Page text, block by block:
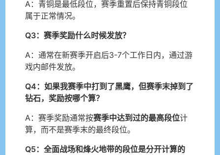
A：青铜是最低段位，赛季重置后保持青铜段位
属于正常情况。
Q3：赛季奖励什么时候发放？
A：通常在新赛季开启后3-7个工作日内，通过游
戏内邮件发放。
Q4：如果我赛季中打到了黑鹰，但赛季末掉到了
钻石，奖励按哪个算？
A：赛季奖励通常按赛季中达到过的最高段位计
算，而不是赛季末的最终段位。
Q5：全面战场和烽火地带的段位是分开计算的